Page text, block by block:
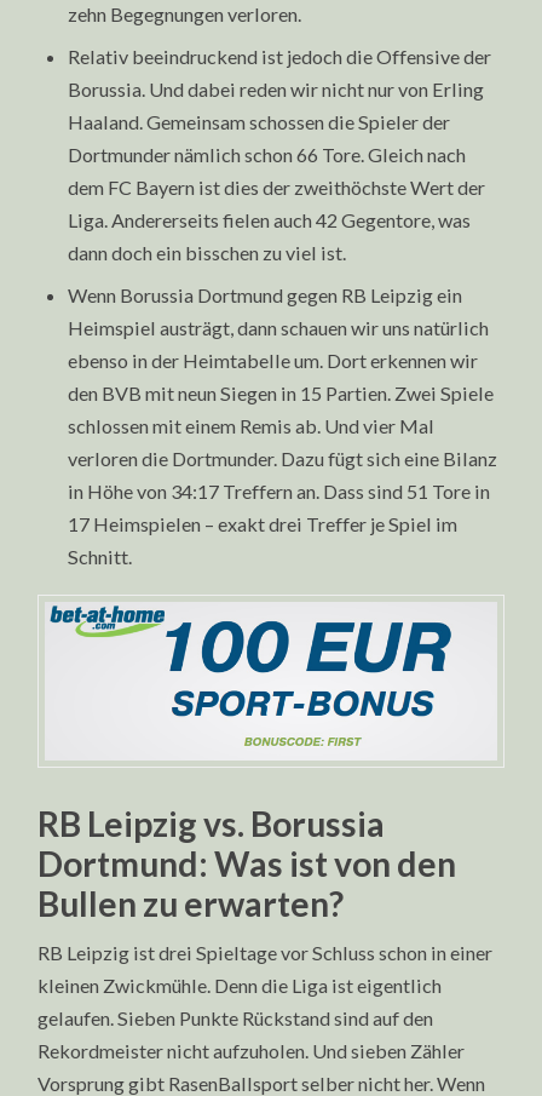
zehn Begegnungen verloren.
Relativ beeindruckend ist jedoch die Offensive der
Borussia. Und dabei reden wir nicht nur von Erling
Haaland. Gemeinsam schossen die Spieler der
Dortmunder nämlich schon 66 Tore. Gleich nach
dem FC Bayern ist dies der zweithöchste Wert der
Liga. Andererseits fielen auch 42 Gegentore, was
dann doch ein bisschen zu viel ist.
Wenn Borussia Dortmund gegen RB Leipzig ein
Heimspiel austrägt, dann schauen wir uns natürlich
ebenso in der Heimtabelle um. Dort erkennen wir
den BVB mit neun Siegen in 15 Partien. Zwei Spiele
schlossen mit einem Remis ab. Und vier Mal
verloren die Dortmunder. Dazu fügt sich eine Bilanz
in Höhe von 34:17 Treffern an. Dass sind 51 Tore in
17 Heimspielen – exakt drei Treffer je Spiel im
Schnitt.
RB Leipzig vs. Borussia
Dortmund: Was ist von den
Bullen zu erwarten?
RB Leipzig ist drei Spieltage vor Schluss schon in einer
kleinen Zwickmühle. Denn die Liga ist eigentlich
gelaufen. Sieben Punkte Rückstand sind auf den
Rekordmeister nicht aufzuholen. Und sieben Zähler
Vorsprung gibt RasenBallsport selber nicht her. Wenn